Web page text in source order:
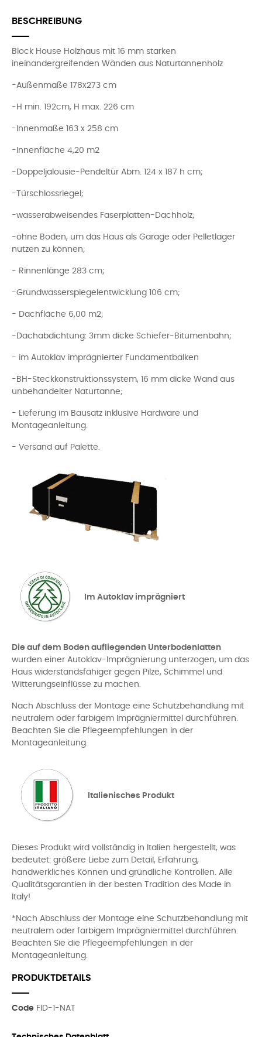
BESCHREIBUNG
Block House Holzhaus mit 16 mm starken
ineinandergreifenden Wänden aus Naturtannenholz
-Außenmaße 178x273 cm
-H min. 192cm, H max. 226 cm
-Innenmaße 163 x 258 cm
-Innenfläche 4,20 m2
-Doppeljalousie-Pendeltür Abm. 124 x 187 h cm;
-Türschlossriegel;
-wasserabweisendes Faserplatten-Dachholz;
-ohne Boden, um das Haus als Garage oder Pelletlager
nutzen zu können;
- Rinnenlänge 283 cm;
-Grundwasserspiegelentwicklung 106 cm;
- Dachfläche 6,00 m2;
-Dachabdichtung: 3mm dicke Schiefer-Bitumenbahn;
- im Autoklav imprägnierter Fundamentbalken
-BH-Steckkonstruktionssystem, 16 mm dicke Wand aus
unbehandelter Naturtanne;
- Lieferung im Bausatz inklusive Hardware und
Montageanleitung.
- Versand auf Palette.
Im Autoklav imprägniert
Die auf dem Boden aufliegenden Unterbodenlatten
wurden einer Autoklav-Imprägnierung unterzogen, um das
Haus widerstandsfähiger gegen Pilze, Schimmel und
Witterungseinflüsse zu machen.
Nach Abschluss der Montage eine Schutzbehandlung mit
neutralem oder farbigem Imprägniermittel durchführen.
Beachten Sie die Pflegeempfehlungen in der
Montageanleitung.
Italienisches Produkt
Dieses Produkt wird vollständig in Italien hergestellt, was
bedeutet: größere Liebe zum Detail, Erfahrung,
handwerkliches Können und gründliche Kontrollen. Alle
Qualitätsgarantien in der besten Tradition des Made in
Italy!
*Nach Abschluss der Montage eine Schutzbehandlung mit
neutralem oder farbigem Imprägniermittel durchführen.
Beachten Sie die Pflegeempfehlungen in der
Montageanleitung.
PRODUKTDETAILS
Code FID-1-NAT